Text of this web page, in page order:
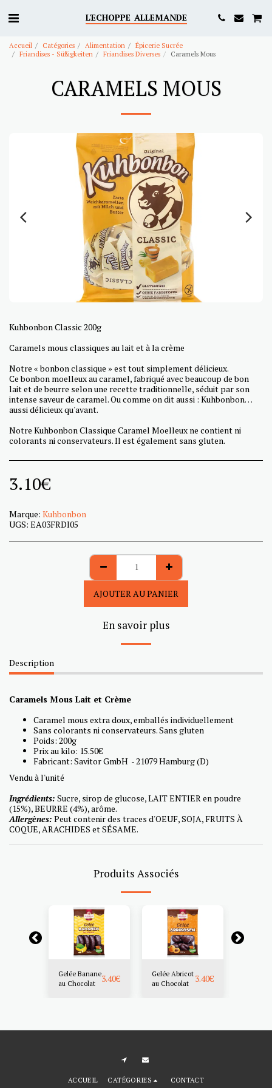
L'ECHOPPE ALLEMANDE
Accueil Catégories Alimentation
Épicerie Sucrée
Friandises - Süßigkeiten
Friandises Diverses Caramels Mous
CARAMELS MOUS
Kuhbonbon Classic 200g
Caramels mous classiques au lait et à la crème
Notre « bonbon classique » est tout simplement délicieux.
Ce bonbon moelleux au caramel, fabriqué avec beaucoup de bon
lait et de beurre selon une recette traditionnelle, séduit par son
intense saveur de caramel. Ou comme on dit aussi : Kuhbonbon…
aussi délicieux qu'avant.
Notre Kuhbonbon Classique Caramel Moelleux ne contient ni
colorants ni conservateurs. Il est également sans gluten.
3.10€
Marque: Kuhbonbon
UGS: EA03FRDI05
AJOUTER AU PANIER
En savoir plus
Description
Caramels Mous Lait et Crème
Caramel mous extra doux, emballés individuellement
Sans colorants ni conservateurs. Sans gluten
Poids: 200g
Prix au kilo: 15.50€
Fabricant: Savitor GmbH - 21079 Hamburg (D)
Vendu à l'unité
Ingrédients: Sucre, sirop de glucose, LAIT ENTIER en poudre
(15%), BEURRE (4%), arôme.
Allergènes: Peut contenir des traces d'OEUF, SOJA, FRUITS À
COQUE, ARACHIDES et SÉSAME.
Produits Associés
Gelée Banane
au Chocolat
3.40€
Gelée Abricot
au Chocolat
3.40€
ACCUEIL CATÉGORIES CONTACT